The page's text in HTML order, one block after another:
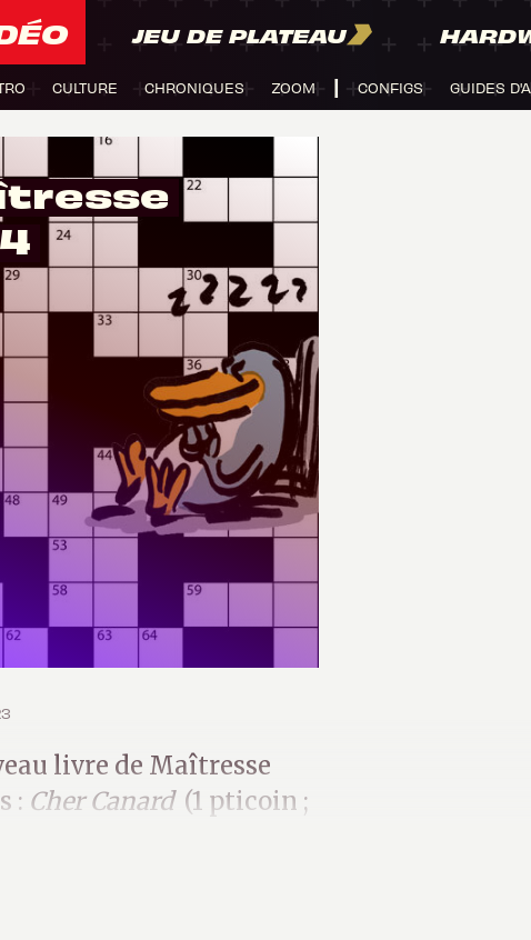
JEU DE PLATEAU
CULTURE CHRONIQUES ZOOM CONFIGS GUIDES
livre de Maîtresse
: Cher Canard(1 pticoin ;